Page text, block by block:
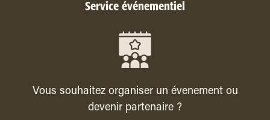
Service événementiel
Vous souhaitez organiser un évenement ou
devenir partenaire ?